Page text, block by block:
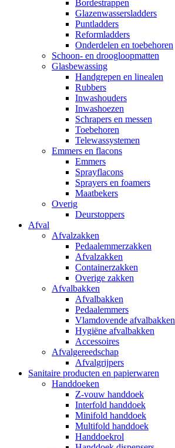
Bordestrappen
Glazenwassersladders
Puntladders
Reformladders
Onderdelen en toebehoren
Schoon- en droogloopmatten
Glasbewassing
Handgrepen en linealen
Rubbers
Inwashouders
Inwashoezen
Schrapers en messen
Toebehoren
Telewassystemen
Emmers en flacons
Emmers
Sprayflacons
Sprayers en foamers
Maatbekers
Overig
Deurstoppers
Afval
Afvalzakken
Pedaalemmerzakken
Afvalzakken
Containerzakken
Overige zakken
Afvalbakken
Afvalbakken
Pedaalemmers
Vlamdovende afvalbakken
Hygiëne afvalbakken
Accessoires
Afvalgereedschap
Afvalgrijpers
Sanitaire producten en papierwaren
Handdoeken
Z-vouw handdoek
Interfold handdoek
Minifold handdoek
Multifold handdoek
Handdoekrol